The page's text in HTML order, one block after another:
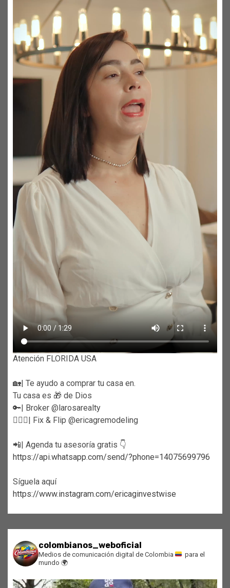
Atención FLORIDA USA
🏡| Te ayudo a comprar tu casa en.
Tu casa es 🎁 de Dios
🔑| Broker @larosarealty
👷🏼‍♀️| Fix & Flip @ericagremodeling
📲| Agenda tu asesoría gratis 👇
https://api.whatsapp.com/send/?phone=14075699796
Síguela aquí
https://www.instagram.com/ericaginvestwise
colombianos_weboficial
Medios de comunicación digital de Colombia
para el
mundo 🌍